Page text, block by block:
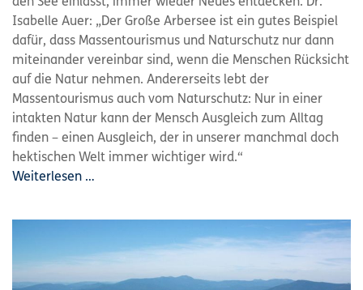
Isabelle Auer: „Der Große Arbersee ist ein gutes Beispiel
dafür, dass Massentourismus und Naturschutz nur dann
miteinander vereinbar sind, wenn die Menschen Rücksicht
auf die Natur nehmen. Andererseits lebt der
Massentourismus auch vom Naturschutz: Nur in einer
intakten Natur kann der Mensch Ausgleich zum Alltag
finden – einen Ausgleich, der in unserer manchmal doch
hektischen Welt immer wichtiger wird.“
Weiterlesen …